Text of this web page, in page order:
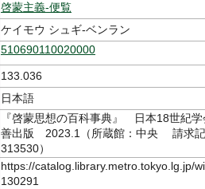
啓蒙主義-便覧
ケイモウ シュギ-ベンラン
510690110020000
133.036
日本語
『啓蒙思想の百科事典』 日本18世紀
善出版 2023.1（所蔵館：中央 請求
313530）
https://catalog.library.metro.tokyo.lg.jp/
130291